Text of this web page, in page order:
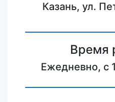
Казань, ул.
Время
Ежедневно, с